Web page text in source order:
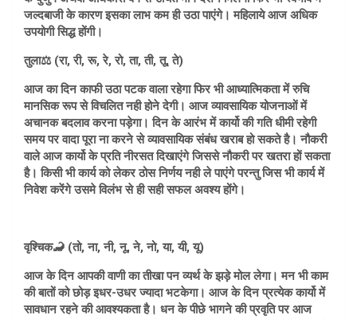
जल्दबाजी के कारण इसका लाभ कम ही उठा पाएंगे। महिलाये आज अधिक
उपयोगी सिद्ध होंगी।
तुला⚖️ (रा, री, रू, रे, रो, ता, ती, तू, ते)
आज का दिन काफी उठा पटक वाला रहेगा फिर भी आध्यात्मिकता में रुचि
मानसिक रूप से विचलित नही होने देगी। आज व्यावसायिक योजनाओं में
अचानक बदलाव करना पड़ेगा। दिन के आरंभ में कार्यो की गति धीमी रहेगी
समय पर वादा पूरा ना करने से व्यावसायिक संबंध खराब हो सकते है। नौकरी
वाले आज कार्यो के प्रति नीरसत दिखाएंगे जिससे नौकरी पर खतरा हों सकता
है। किसी भी कार्य को लेकर ठोस निर्णय नही ले पाएंगे परन्तु जिस भी कार्य में
निवेश करेंगे उसमे विलंभ से ही सही सफल अवश्य होंगे।
वृश्चिक🦂 (तो, ना, नी, नू, ने, नो, या, यी, यू)
आज के दिन आपकी वाणी का तीखा पन व्यर्थ के झड़े मोल लेगा। मन भी काम
की बातों को छोड़ इधर-उधर ज्यादा भटकेगा। आज के दिन प्रत्येक कार्यो में
सावधान रहने की आवश्यकता है। धन के पीछे भागने की प्रवृति पर आज